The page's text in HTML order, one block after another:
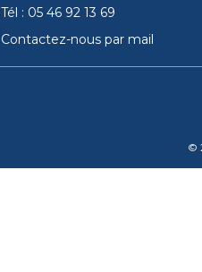
Tél : 05 46 92 13 69
Contactez-nous par mail
©